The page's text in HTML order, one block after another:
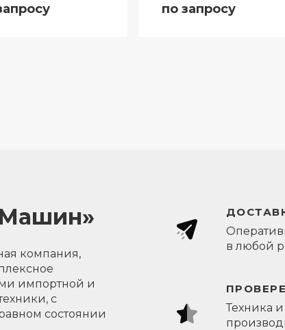
по запросу
компания,
импортной и
с
состоянии
в любой
Техника